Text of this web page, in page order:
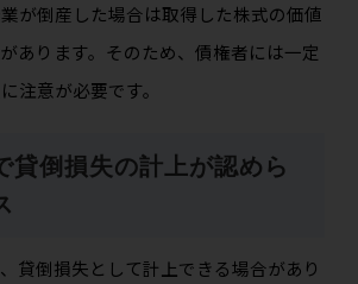
が倒産した場合は取得した株式の価値
あります。そのため、債権者には一定
注意が必要です。
貸倒損失の計上が認めら
貸倒損失として計上できる場合があり